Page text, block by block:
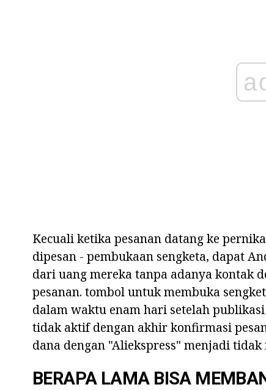
Kecuali ketika pesanan datang ke
dipesan - pembukaan sengketa, dapat
dari uang mereka tanpa adanya kontak
pesanan. tombol untuk membuka
dalam waktu enam hari setelah
tidak aktif dengan akhir konfirmasi
dana dengan "Aliekspress" menjadi
BERAPA LAMA BISA